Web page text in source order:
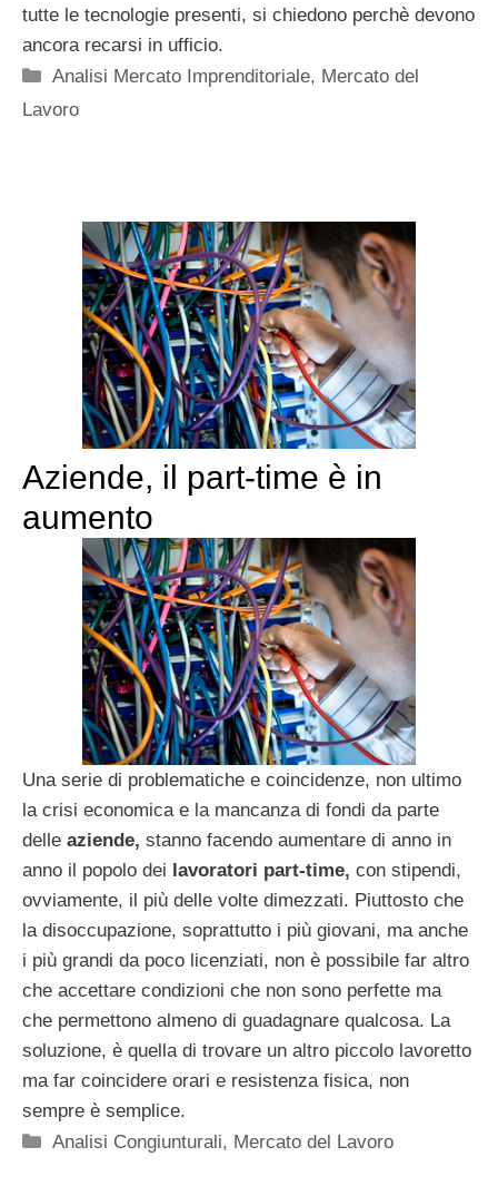
tutte le tecnologie presenti, si chiedono perchè devono
ancora recarsi in ufficio.
Categorie
Analisi Mercato Imprenditoriale, Mercato del
Lavoro
Aziende, il part-time è in
aumento
Una serie di problematiche e coincidenze, non ultimo
la crisi economica e la mancanza di fondi da parte
delle aziende, stanno facendo aumentare di anno in
anno il popolo dei lavoratori part-time, con stipendi,
ovviamente, il più delle volte dimezzati. Piuttosto che
la disoccupazione, soprattutto i più giovani, ma anche
i più grandi da poco licenziati, non è possibile far altro
che accettare condizioni che non sono perfette ma
che permettono almeno di guadagnare qualcosa. La
soluzione, è quella di trovare un altro piccolo lavoretto
ma far coincidere orari e resistenza fisica, non
sempre è semplice.
Categorie
Analisi Congiunturali, Mercato del Lavoro